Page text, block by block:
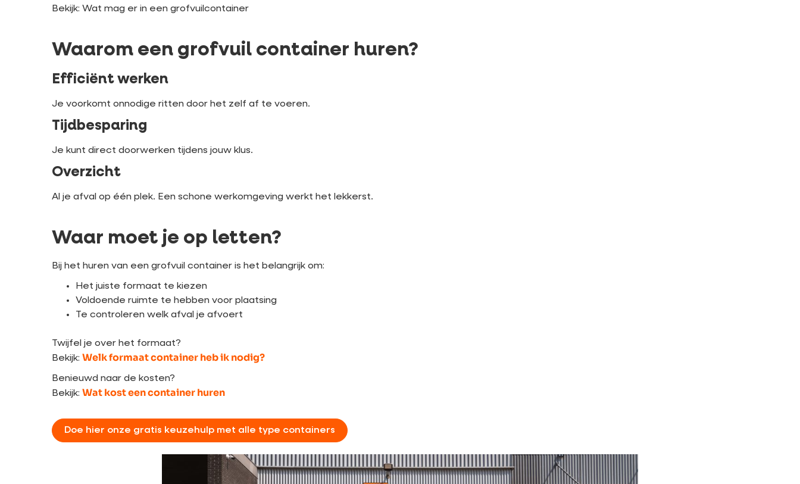
Bekijk: Wat mag er in een grofvuilcontainer
Waarom een grofvuil container huren?
Efficiënt werken
Je voorkomt onnodige ritten door het zelf af te voeren.
Tijdbesparing
Je kunt direct doorwerken tijdens jouw klus.
Overzicht
Al je afval op één plek. Een schone werkomgeving werkt het lekkerst.
Waar moet je op letten?
Bij het huren van een grofvuil container is het belangrijk om:
Het juiste formaat te kiezen
Voldoende ruimte te hebben voor plaatsing
Te controleren welk afval je afvoert
Twijfel je over het formaat?
Bekijk: Welk formaat container heb ik nodig?
Benieuwd naar de kosten?
Bekijk: Wat kost een container huren
Doe hier onze gratis keuzehulp met alle type containers